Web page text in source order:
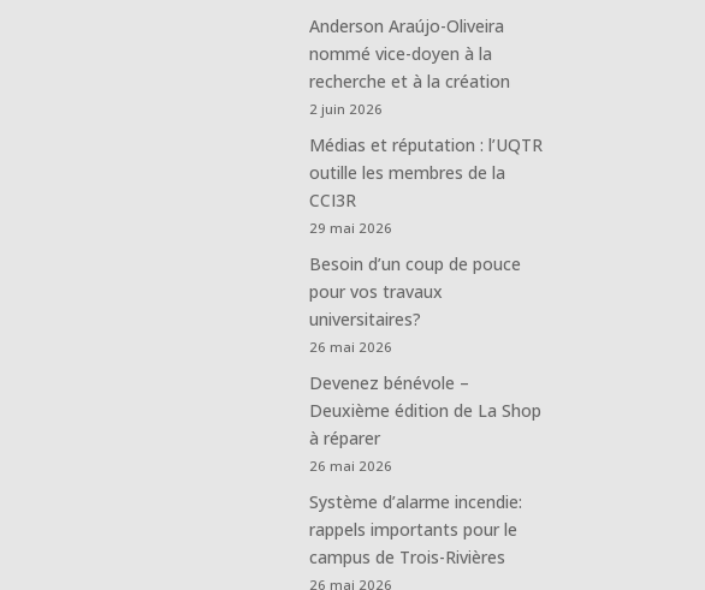
Anderson Araújo-Oliveira
nommé vice-doyen à la
recherche et à la création
2 juin 2026
Médias et réputation : l’UQTR
outille les membres de la
CCI3R
29 mai 2026
Besoin d’un coup de pouce
pour vos travaux
universitaires?
26 mai 2026
Devenez bénévole –
Deuxième édition de La Shop
à réparer
26 mai 2026
Système d’alarme incendie:
rappels importants pour le
campus de Trois-Rivières
26 mai 2026